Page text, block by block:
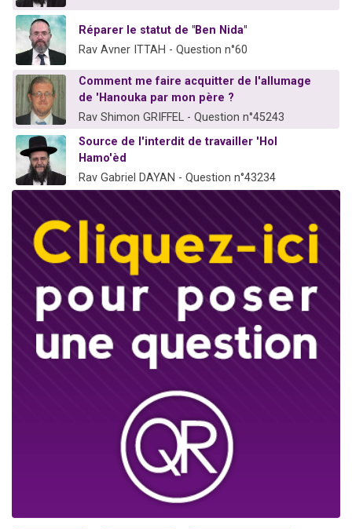
Réparer le statut de "Ben Nida"
Rav Avner ITTAH - Question n°60
Comment me faire acquitter de l'allumage
de 'Hanouka par mon père ?
Rav Shimon GRIFFEL - Question n°45243
Source de l'interdit de travailler 'Hol
Hamo'èd
Rav Gabriel DAYAN - Question n°43234